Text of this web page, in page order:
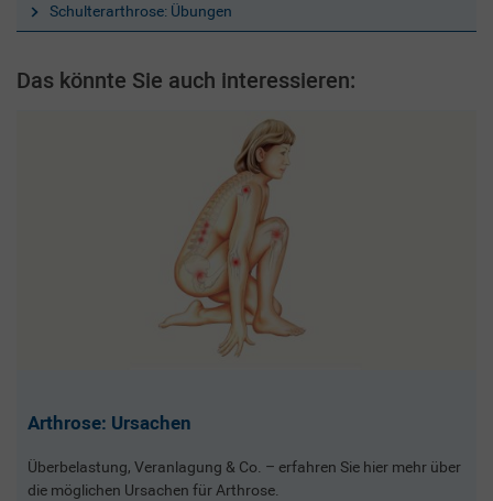
Schulterarthrose: Übungen
Das könnte Sie auch interessieren:
Arthrose: Ursachen
Überbelastung, Veranlagung & Co. – erfahren Sie hier mehr über
die möglichen Ursachen für Arthrose.